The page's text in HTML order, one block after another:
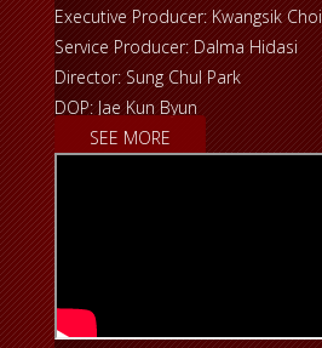
Executive Producer: Kwangsik Choi
Service Producer: Dalma Hidasi
Director: Sung Chul Park
DOP: Jae Kun Byun
SEE MORE